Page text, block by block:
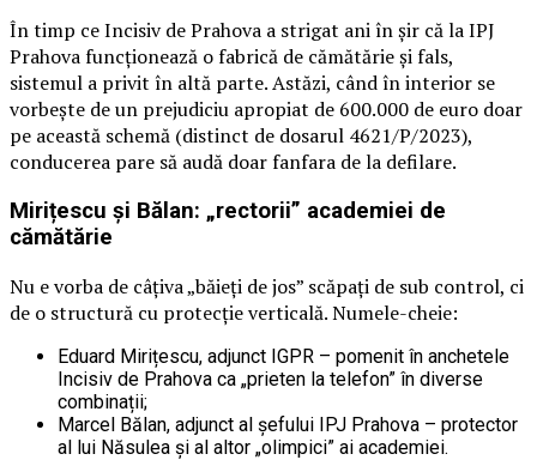
În timp ce Incisiv de Prahova a strigat ani în șir că la IPJ
Prahova funcționează o fabrică de cămătărie și fals,
sistemul a privit în altă parte. Astăzi, când în interior se
vorbește de un prejudiciu apropiat de 600.000 de euro doar
pe această schemă (distinct de dosarul 4621/P/2023),
conducerea pare să audă doar fanfara de la defilare.
Mirițescu și Bălan: „rectorii” academiei de
cămătărie
Nu e vorba de câțiva „băieți de jos” scăpați de sub control, ci
de o structură cu protecție verticală. Numele-cheie:
Eduard Mirițescu, adjunct IGPR – pomenit în anchetele
Incisiv de Prahova ca „prieten la telefon” în diverse
combinații;
Marcel Bălan, adjunct al șefului IPJ Prahova – protector
al lui Năsulea și al altor „olimpici” ai academiei.